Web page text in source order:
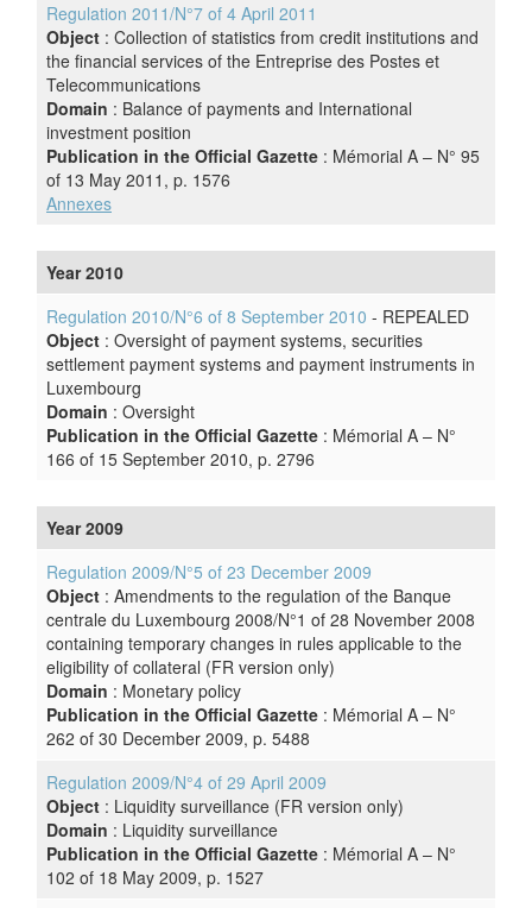
Regulation 2011/N°7 of 4 April 2011
Object : Collection of statistics from credit institutions and
the financial services of the Entreprise des Postes et
Telecommunications
Domain : Balance of payments and International
investment position
Publication in the Official Gazette : Mémorial A – N° 95
of 13 May 2011, p. 1576
Annexes
Year 2010
Regulation 2010/N°6 of 8 September 2010 - REPEALED
Object : Oversight of payment systems, securities
settlement payment systems and payment instruments in
Luxembourg
Domain : Oversight
Publication in the Official Gazette : Mémorial A – N°
166 of 15 September 2010, p. 2796
Year 2009
Regulation 2009/N°5 of 23 December 2009
Object : Amendments to the regulation of the Banque
centrale du Luxembourg 2008/N°1 of 28 November 2008
containing temporary changes in rules applicable to the
eligibility of collateral (FR version only)
Domain : Monetary policy
Publication in the Official Gazette : Mémorial A – N°
262 of 30 December 2009, p. 5488
Regulation 2009/N°4 of 29 April 2009
Object : Liquidity surveillance (FR version only)
Domain : Liquidity surveillance
Publication in the Official Gazette : Mémorial A – N°
102 of 18 May 2009, p. 1527